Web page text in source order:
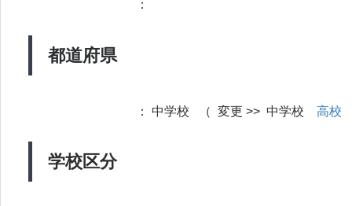
都道府県
：
学校区分
： 中学校 （ 変更 >> 中学校 高校